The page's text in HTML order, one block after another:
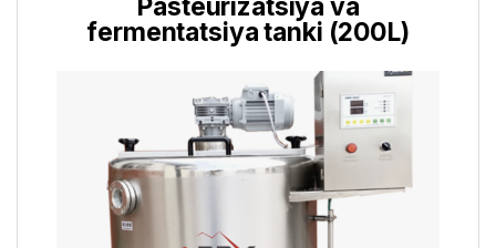
Pasteurizatsiya va
fermentatsiya tanki (200L)